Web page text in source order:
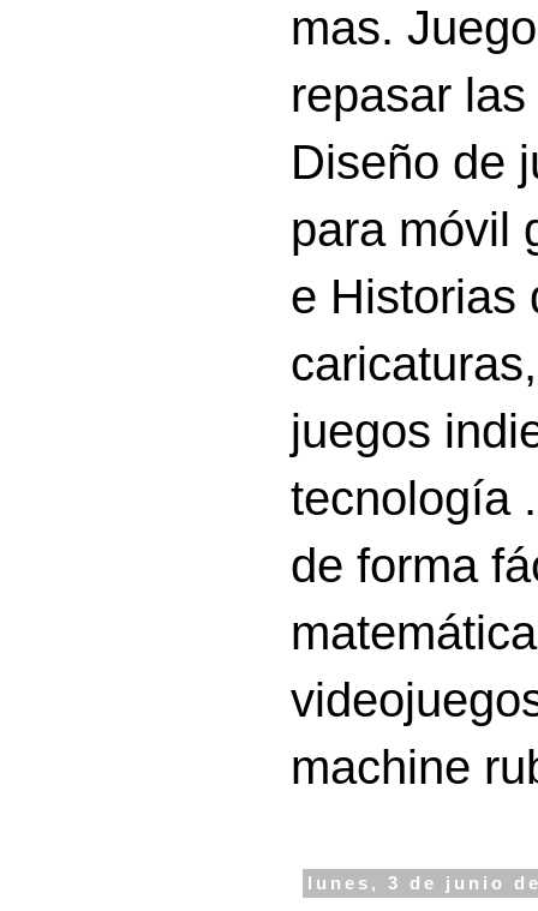
mas.
repasar
Diseño de
para móvil
e Historias
juegos
tecnología
de forma
machine
lunes, 3 de junio